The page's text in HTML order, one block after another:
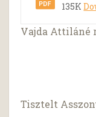
135K
Vajda Attiláné
Tisztelt